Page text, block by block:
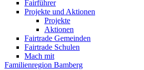
Fairführer
Projekte und Aktionen
Projekte
Aktionen
Fairtrade Gemeinden
Fairtrade Schulen
Mach mit
Familienregion Bamberg